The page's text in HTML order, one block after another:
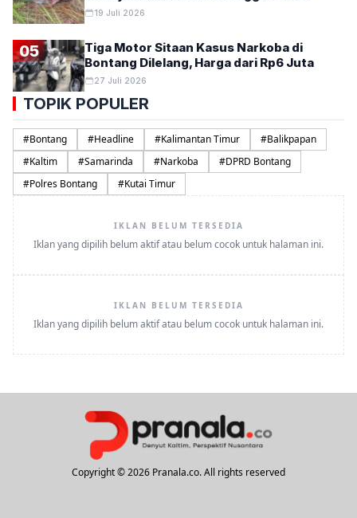
19 Juli 2026
05
Tiga Motor Sitaan Kasus Narkoba di
Bontang Dilelang, Harga dari Rp6 Juta
27 Juli 2026
TOPIK POPULER
#Bontang #Headline #Kalimantan Timur #Balikpapan
#Kaltim #Samarinda #Narkoba #DPRD Bontang
#Polres Bontang #Kutai Timur
IKLAN BELUM TERSEDIA
Iklan yang dipilih belum aktif atau belum cocok untuk halaman ini.
IKLAN BELUM TERSEDIA
Iklan yang dipilih belum aktif atau belum cocok untuk halaman ini.
Copyright © 2026 Pranala.co. All rights reserved